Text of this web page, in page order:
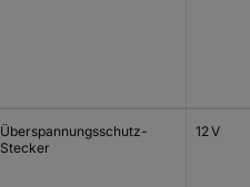
Überspannungsschutz-
Stecker
12 V